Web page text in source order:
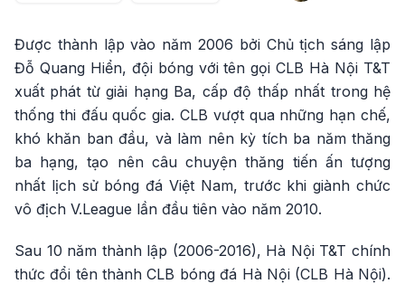
Được thành lập vào năm 2006 bởi Chủ tịch sáng lập
Đỗ Quang Hiển, đội bóng với tên gọi CLB Hà Nội T&T
xuất phát từ giải hạng Ba, cấp độ thấp nhất trong hệ
thống thi đấu quốc gia. CLB vượt qua những hạn chế,
khó khăn ban đầu, và làm nên kỳ tích ba năm thăng
ba hạng, tạo nên câu chuyện thăng tiến ấn tượng
nhất lịch sử bóng đá Việt Nam, trước khi giành chức
vô địch V.League lần đầu tiên vào năm 2010.
Sau 10 năm thành lập (2006-2016), Hà Nội T&T chính
thức đổi tên thành CLB bóng đá Hà Nội (CLB Hà Nội).